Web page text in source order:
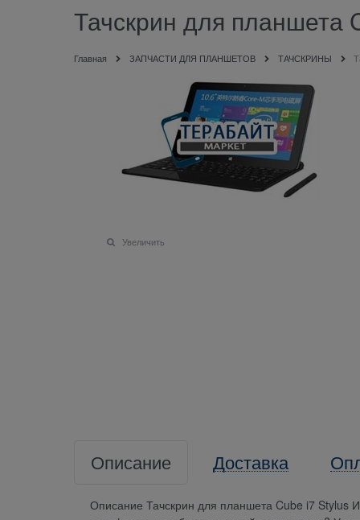
Тачскрин для планшета
Главная ЗАПЧАСТИ ДЛЯ ПЛАНШЕТОВ ТАЧСКРИНЫ
Увеличить
Описание Доставка
Описание Тачскрин для планшета Cube i7 Stylus